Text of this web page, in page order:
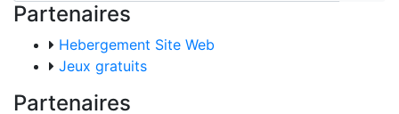
Partenaires
Hebergement Site Web
Jeux gratuits
Partenaires